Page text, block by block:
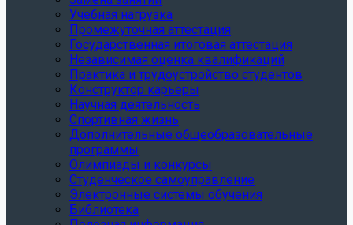
Учебная нагрузка
Промежуточная аттестация
Государственная итоговая аттестация
Независимая оценка квалификаций
Практика и трудоустройство студентов
Конструктор карьеры
Научная деятельность
Спортивная жизнь
Дополнительные общеобразовательные
программы
Олимпиады и конкурсы
Студенческое самоуправление
Электронные системы обучения
Библиотека